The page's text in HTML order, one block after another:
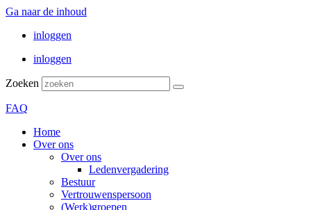
Ga naar de inhoud
inloggen
inloggen
Zoeken
FAQ
Home
Over ons
Over ons
Ledenvergadering
Bestuur
Vertrouwenspersoon
(Werk)groepen